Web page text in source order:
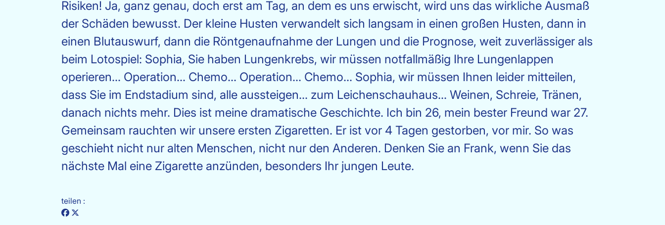
Risiken! Ja, ganz genau, doch erst am Tag, an dem es uns erwischt, wird uns das wirkliche Ausmaß
der Schäden bewusst. Der kleine Husten verwandelt sich langsam in einen großen Husten, dann in
einen Blutauswurf, dann die Röntgenaufnahme der Lungen und die Prognose, weit zuverlässiger als
beim Lotospiel: Sophia, Sie haben Lungenkrebs, wir müssen notfallmäßig Ihre Lungenlappen
operieren... Operation... Chemo... Operation... Chemo... Sophia, wir müssen Ihnen leider mitteilen,
dass Sie im Endstadium sind, alle aussteigen... zum Leichenschauhaus... Weinen, Schreie, Tränen,
danach nichts mehr. Dies ist meine dramatische Geschichte. Ich bin 26, mein bester Freund war 27.
Gemeinsam rauchten wir unsere ersten Zigaretten. Er ist vor 4 Tagen gestorben, vor mir. So was
geschieht nicht nur alten Menschen, nicht nur den Anderen. Denken Sie an Frank, wenn Sie das
nächste Mal eine Zigarette anzünden, besonders Ihr jungen Leute.
teilen :